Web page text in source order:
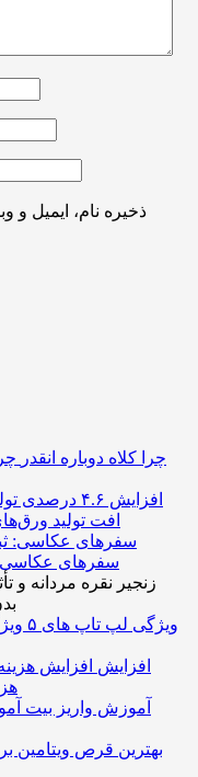
ذخیره نام، ایمیل
چرا کلاه دوباره انقدر
افت تولید
سفرهای عکاسی:
زنجیر نقره مردانه و
۵ ویژگی لپ تاپ های
افزایش
آموزش واریز بیت